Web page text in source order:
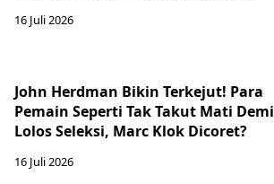
16 Juli 2026
John Herdman Bikin Terkejut! Para
Pemain Seperti Tak Takut Mati Demi
Lolos Seleksi, Marc Klok Dicoret?
16 Juli 2026